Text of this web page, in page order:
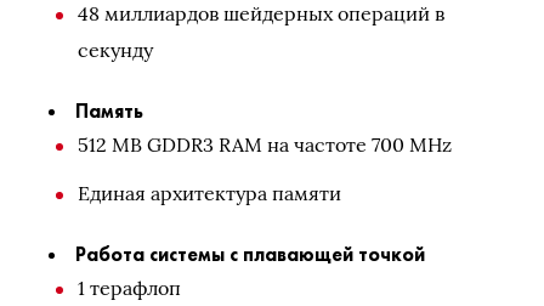
48 миллиардов шейдерных операций в
секунду
Память
512 MB GDDR3 RAM на частоте 700 MHz
Единая архитектура памяти
Работа системы с плавающей точкой
1 терафлоп